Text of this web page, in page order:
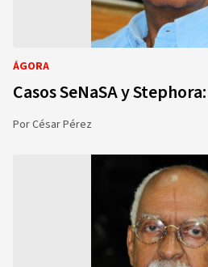
ÁGORA
Casos SeNaSA y
PorCésar Pérez